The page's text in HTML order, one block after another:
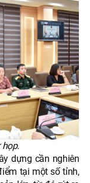
dựng cần nghiên
tại một số tỉnh,